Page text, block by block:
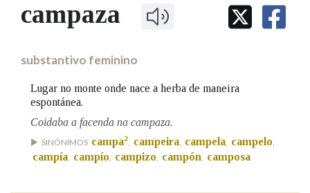
IDENTIDADE CORPORATIVA
MARCIAL DEL ADALID
FIGURAS HOMENAXEADAS
PRIMAVERA DAS LETRAS
Facebook
TwitterYoutubeInstagram
Bluesky
BUSCAR NOS LEMAS
Remata por
campaza
substantivo feminino
Lugar no monte onde nace a herba de maneira
espontánea.
Coidaba a facenda na campaza.
SINÓNIMOS campa2 campeira campela campelo
campía campío campizo campón camposa